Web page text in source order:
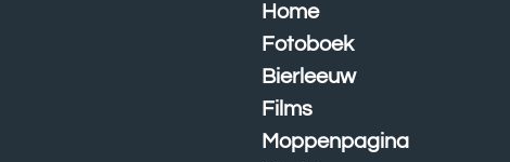
Home
Fotoboek
Bierleeuw
Films
Moppenpagina